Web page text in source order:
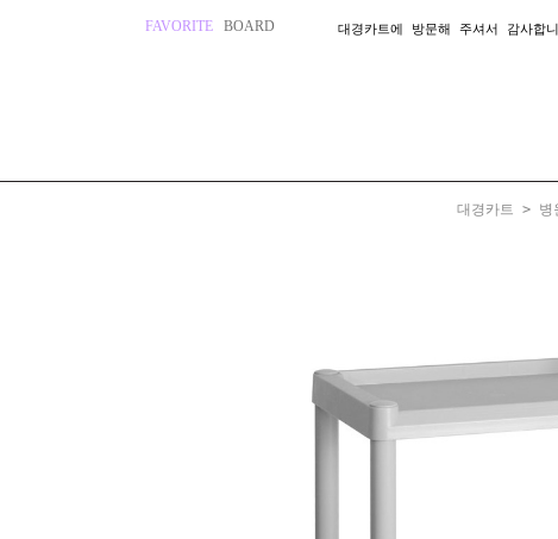
FAVORITE BOARD 대경카트에 방문해 주셔서 감사합
대경카트 > 병